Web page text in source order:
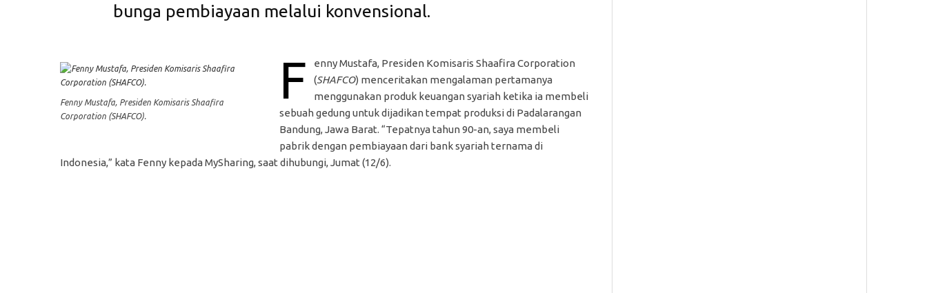
bunga pembiayaan melalui konvensional.
Fenny Mustafa, Presiden Komisaris Shaafira
Corporation (SHAFCO).
F
enny Mustafa, Presiden Komisaris Shaafira Corporation
(SHAFCO) menceritakan mengalaman pertamanya
menggunakan produk keuangan syariah ketika ia membeli
sebuah gedung untuk dijadikan tempat produksi di Padalarangan
Bandung, Jawa Barat. “Tepatnya tahun 90-an, saya membeli
pabrik dengan pembiayaan dari bank syariah ternama di
Indonesia,” kata Fenny kepada MySharing, saat dihubungi, Jumat (12/6).